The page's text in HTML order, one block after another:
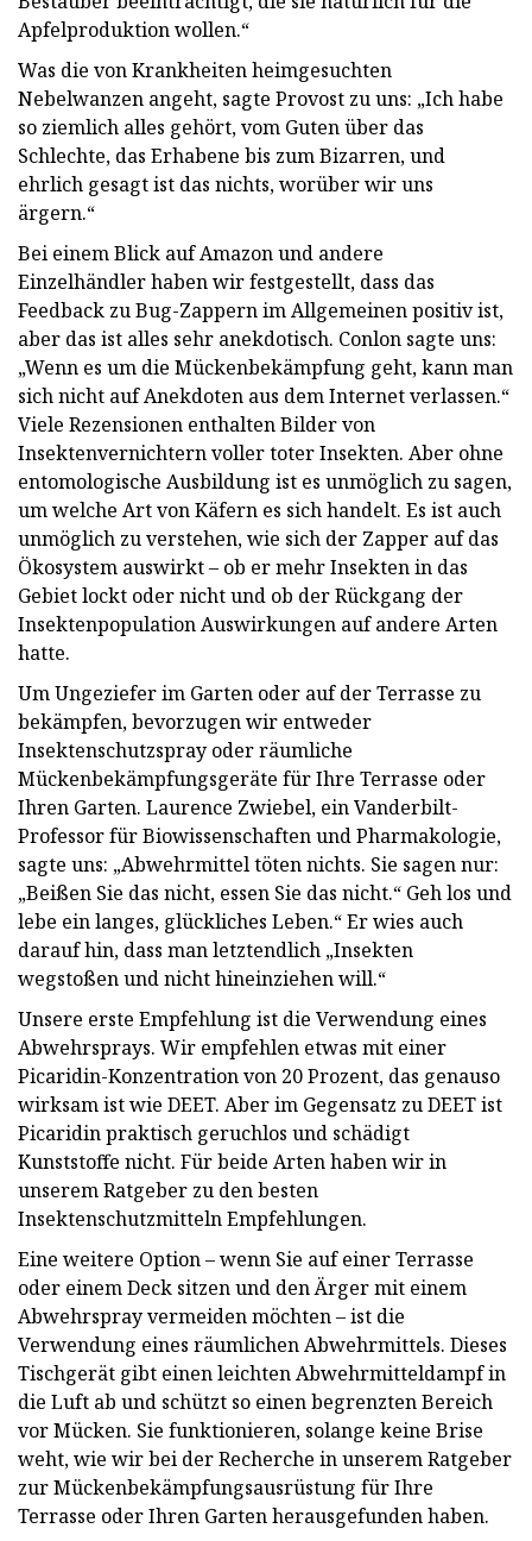
Apfelproduktion wollen.“
Was die von Krankheiten heimgesuchten
Nebelwanzen angeht, sagte Provost zu uns: „Ich habe
so ziemlich alles gehört, vom Guten über das
Schlechte, das Erhabene bis zum Bizarren, und
ehrlich gesagt ist das nichts, worüber wir uns
ärgern.“
Bei einem Blick auf Amazon und andere
Einzelhändler haben wir festgestellt, dass das
Feedback zu Bug-Zappern im Allgemeinen positiv ist,
aber das ist alles sehr anekdotisch. Conlon sagte uns:
„Wenn es um die Mückenbekämpfung geht, kann man
sich nicht auf Anekdoten aus dem Internet verlassen.“
Viele Rezensionen enthalten Bilder von
Insektenvernichtern voller toter Insekten. Aber ohne
entomologische Ausbildung ist es unmöglich zu sagen,
um welche Art von Käfern es sich handelt. Es ist auch
unmöglich zu verstehen, wie sich der Zapper auf das
Ökosystem auswirkt – ob er mehr Insekten in das
Gebiet lockt oder nicht und ob der Rückgang der
Insektenpopulation Auswirkungen auf andere Arten
hatte.
Um Ungeziefer im Garten oder auf der Terrasse zu
bekämpfen, bevorzugen wir entweder
Insektenschutzspray oder räumliche
Mückenbekämpfungsgeräte für Ihre Terrasse oder
Ihren Garten. Laurence Zwiebel, ein Vanderbilt-
Professor für Biowissenschaften und Pharmakologie,
sagte uns: „Abwehrmittel töten nichts. Sie sagen nur:
„Beißen Sie das nicht, essen Sie das nicht.“ Geh los und
lebe ein langes, glückliches Leben.“ Er wies auch
darauf hin, dass man letztendlich „Insekten
wegstoßen und nicht hineinziehen will.“
Unsere erste Empfehlung ist die Verwendung eines
Abwehrsprays. Wir empfehlen etwas mit einer
Picaridin-Konzentration von 20 Prozent, das genauso
wirksam ist wie DEET. Aber im Gegensatz zu DEET ist
Picaridin praktisch geruchlos und schädigt
Kunststoffe nicht. Für beide Arten haben wir in
unserem Ratgeber zu den besten
Insektenschutzmitteln Empfehlungen.
Eine weitere Option – wenn Sie auf einer Terrasse
oder einem Deck sitzen und den Ärger mit einem
Abwehrspray vermeiden möchten – ist die
Verwendung eines räumlichen Abwehrmittels. Dieses
Tischgerät gibt einen leichten Abwehrmitteldampf in
die Luft ab und schützt so einen begrenzten Bereich
vor Mücken. Sie funktionieren, solange keine Brise
weht, wie wir bei der Recherche in unserem Ratgeber
zur Mückenbekämpfungsausrüstung für Ihre
Terrasse oder Ihren Garten herausgefunden haben.